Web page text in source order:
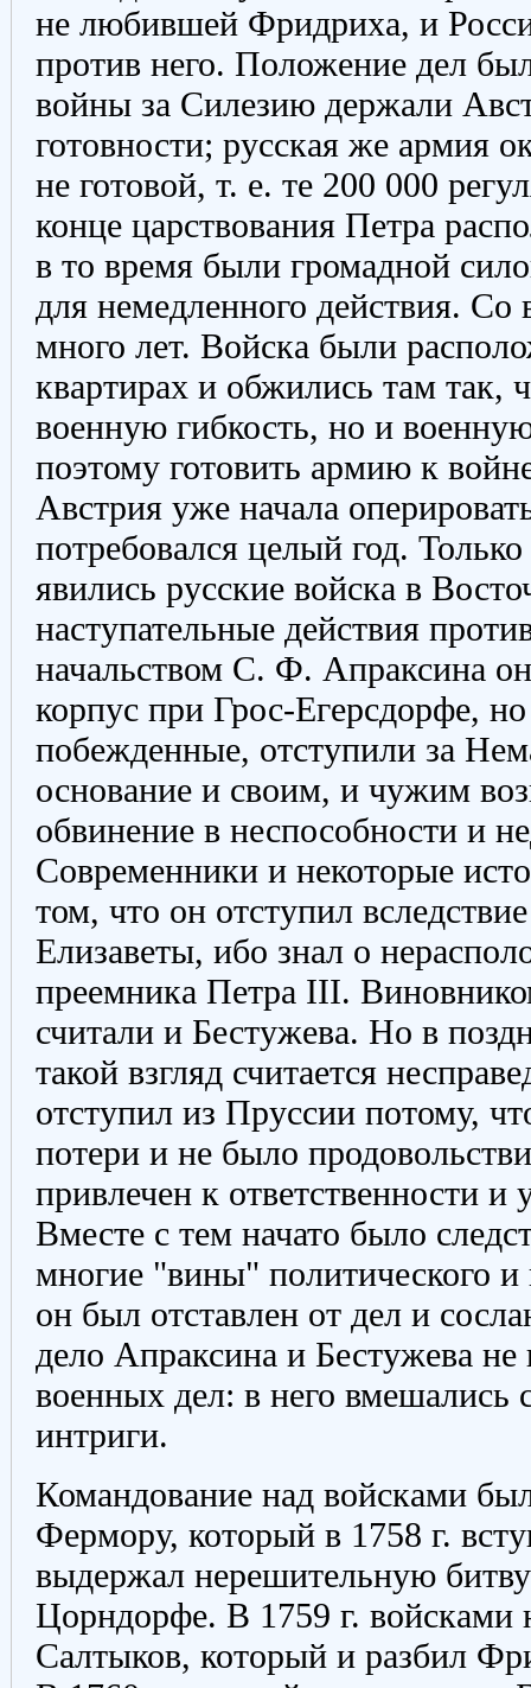
не любившей Фридриха, и
против него. Положение дел
войны за Силезию держали
готовности; русская же армия
не готовой, т. е. те 200 000
конце царствования Петра
в то время были громадной
для немедленного действия.
много лет. Войска были
квартирах и обжились там так,
военную гибкость, но и
поэтому готовить армию к
Австрия уже начала
потребовался целый год.
явились русские войска в
наступательные действия
начальством С. Ф. Апраксина
корпус при Грос-Егерсдорфе, но
побежденные, отступили за
основание и своим, и чужим
обвинение в неспособности и
Современники и некоторые
том, что он отступил
Елизаветы, ибо знал о
преемника Петра III.
считали и Бестужева. Но в
такой взгляд считается
отступил из Пруссии потому,
потери и не было
привлечен к ответственности и
Вместе с тем начато было
многие "вины" политического и
он был отставлен от дел и
дело Апраксина и Бестужева
военных дел: в него
интриги.
Командование над войсками
Фермору, который в 1758 г.
выдержал нерешительную
Цорндорфе. В 1759 г. войсками
Салтыков, который и разбил